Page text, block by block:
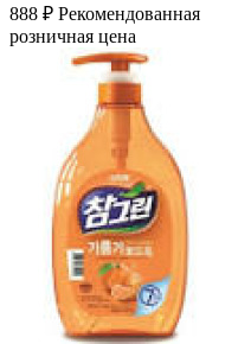
888 ₽ Рекомендованная
розничная цена